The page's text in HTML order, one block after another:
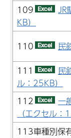
109
JR
KB）
110 民
111
民
ル：25KB）
112
一
（エクセル：
113車種別保